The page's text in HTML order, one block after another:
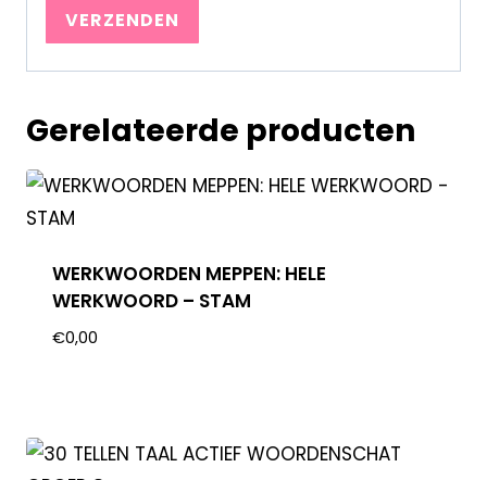
Gerelateerde producten
WERKWOORDEN MEPPEN: HELE
WERKWOORD – STAM
€0,00